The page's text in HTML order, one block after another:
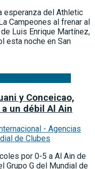
esperanza del Athletic
Campeones al frenar al
Luis Enrique Martínez,
esta noche en San
y Conceicao,
un débil Al Ain
- Agencias
de Clubes
por 0-5 a Al Ain de
Grupo G del Mundial de